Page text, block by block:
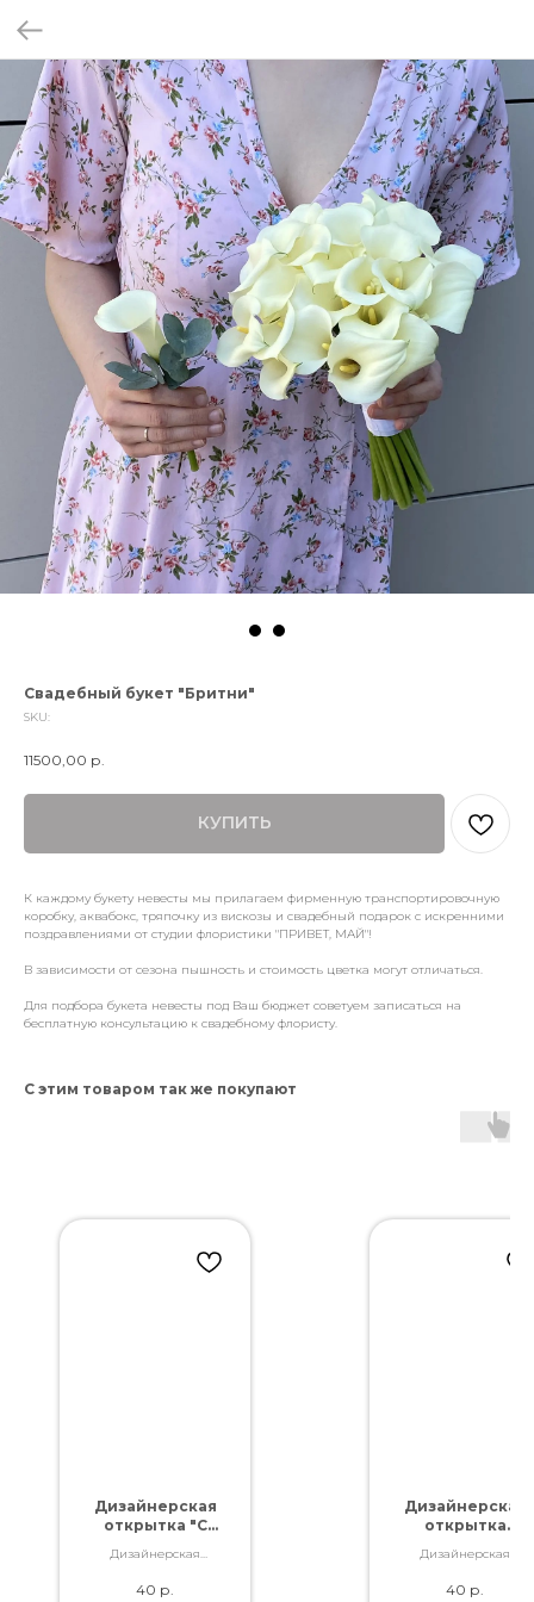
Свадебный букет "Бритни"
SKU:
11500,00 р.
КУПИТЬ
К каждому букету невесты мы прилагаем фирменную транспортировочную
коробку, аквабокс, тряпочку из вискозы и свадебный подарок с искренними
поздравлениями от студии флористики "ПРИВЕТ, МАЙ"!
В зависимости от сезона пышность и стоимость цветка могут отличаться.
Для подбора букета невесты под Ваш бюджет советуем записаться на
бесплатную консультацию к свадебному флористу.
С этим товаром так же покупают
Дизайнерская
открытка "С
рождения!"
Дизайнерская
качество. Дополнит
40 р.
Дизайнерская
открытка
Дизайнерская
качество. Дополнит
40 р.